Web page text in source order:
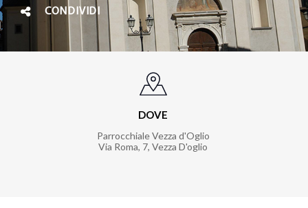
CONDIVIDI
DOVE
Parrocchiale Vezza d'Oglio
Via Roma, 7, Vezza D'oglio